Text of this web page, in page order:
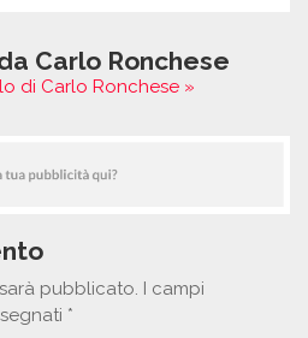
Carlo Ronchese
di Carlo Ronchese »
pubblicato. I campi
*